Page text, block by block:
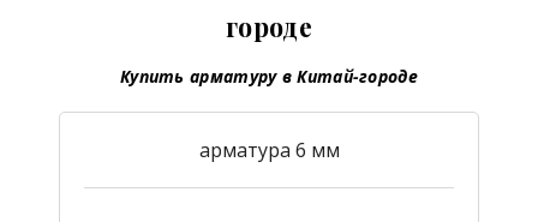
городе
Купить арматуру в Китай-городе
арматура 6 мм